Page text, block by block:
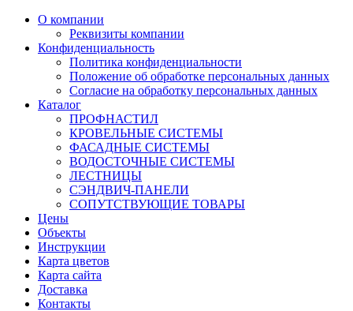
О компании
Реквизиты компании
Конфиденциальность
Политика конфиденциальности
Положение об обработке персональных данных
Согласие на обработку персональных данных
Каталог
ПРОФНАСТИЛ
КРОВЕЛЬНЫЕ СИСТЕМЫ
ФАСАДНЫЕ СИСТЕМЫ
ВОДОСТОЧНЫЕ СИСТЕМЫ
ЛЕСТНИЦЫ
СЭНДВИЧ-ПАНЕЛИ
СОПУТСТВУЮЩИЕ ТОВАРЫ
Цены
Объекты
Инструкции
Карта цветов
Карта сайта
Доставка
Контакты